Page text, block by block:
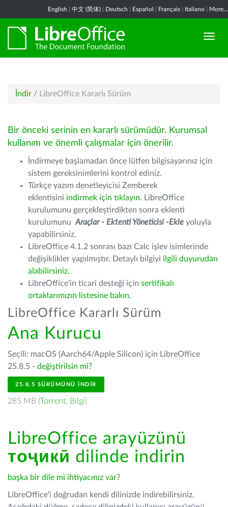
English 中文 (简体) Deutsch Español Français Italiano More...
İndir / LibreOffice Kararlı Sürüm
Bir önceki serinin en kararlı sürümüdür. Kurumsal
kullanım ve önemli çalışmalar için önerilir.
İndirmeye başlamadan önce lütfen bilgisayarınız için
sistem gereksinimlerini kontrol ediniz.
Türkçe yazım denetleyicisi Zemberek
eklentisini indirmek için tıklayın. LibreOffice
kurulumunu gerçekleştirdikten sonra eklenti
kurulumunu Araçlar - Ektenti Yöneticisi -Ekle yoluyla
yapabilirsiniz.
LibreOffice 4.1.2 sonrası bazı Calc işlev isimlerinde
değişiklikler yapılmıştır. Detaylı bilgiyi ilgili duyurudan
alabilirsiniz.
LibreOffice'in ticari desteği için sertifikalı
ortaklarımızın listesine bakın.
LibreOffice Kararlı Sürüm
Ana Kurucu
Seçili: macOS (Aarch64/Apple Silicon) için LibreOffice
25.8.5 - değiştirilsin mi?
25.8.5 SÜRÜMÜNÜ İNDIR
285 MB (Torrent, Bilgi)
LibreOffice arayüzünü
тоҷикӣ dilinde indirin
başka bir dile mi ihtiyacınız var?
LibreOffice'i doğrudan kendi dilinizde indirebilirsiniz.